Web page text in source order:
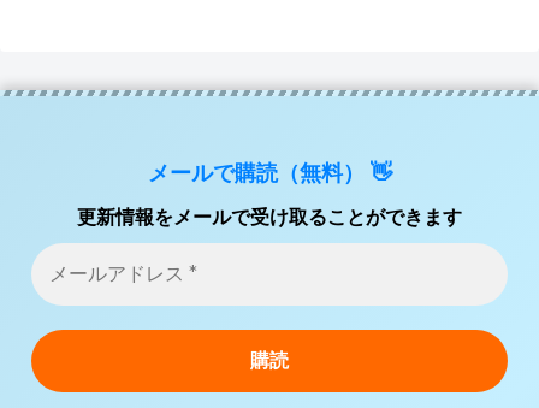
メールで購読（無料） 👋
更新情報をメールで受け取ることができます